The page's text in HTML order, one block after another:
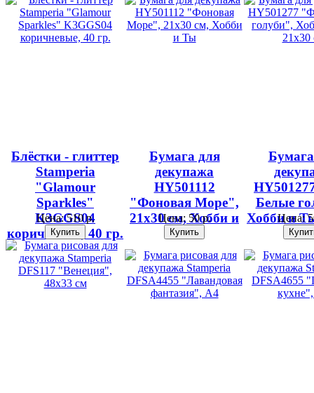
Блёстки - глиттер
Stamperia
"Glamour
Sparkles"
K3GGS04
коричневые, 40 гр.
Цена:510 р.
Бумага для
декупажа
HY501112
"Фоновая Море",
21х30 см, Хобби и
Ты
Цена: 50 р.
Белые
Хобби и
см
Цена: